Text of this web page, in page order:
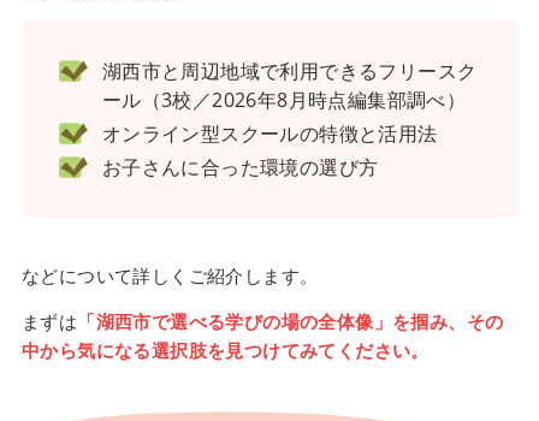
湖西市と周辺地域で利用できるフリースク
ール（3校／2026年8月時点編集部調べ）
オンライン型スクールの特徴と活用法
お子さんに合った環境の選び方
などについて詳しくご紹介します。
まずは 「湖西市で選べる学びの場の全体像」を掴み、その
中から気になる選択肢を見つけてみてください。